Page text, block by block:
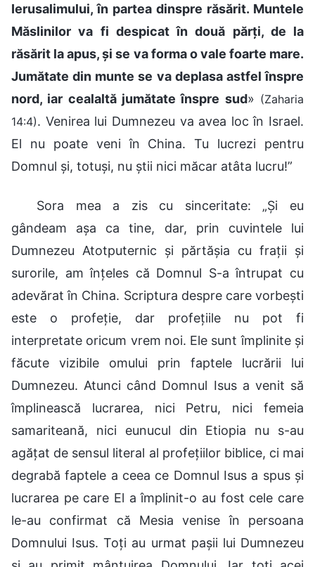
Ierusalimului, în partea dinspre răsărit. Muntele
Măslinilor va fi despicat în două părţi, de la
răsărit la apus, şi se va forma o vale foarte mare.
Jumătate din munte se va deplasa astfel înspre
nord, iar cealaltă jumătate înspre sud» (Zaharia
14:4). Venirea lui Dumnezeu va avea loc în Israel.
El nu poate veni în China. Tu lucrezi pentru
Domnul și, totuși, nu știi nici măcar atâta lucru!”
Sora mea a zis cu sinceritate: „Și eu
gândeam așa ca tine, dar, prin cuvintele lui
Dumnezeu Atotputernic și părtășia cu frații și
surorile, am înțeles că Domnul S-a întrupat cu
adevărat în China. Scriptura despre care vorbești
este o profeție, dar profețiile nu pot fi
interpretate oricum vrem noi. Ele sunt împlinite și
făcute vizibile omului prin faptele lucrării lui
Dumnezeu. Atunci când Domnul Isus a venit să
împlinească lucrarea, nici Petru, nici femeia
samariteană, nici eunucul din Etiopia nu s-au
agățat de sensul literal al profețiilor biblice, ci mai
degrabă faptele a ceea ce Domnul Isus a spus și
lucrarea pe care El a împlinit-o au fost cele care
le-au confirmat că Mesia venise în persoana
Domnului Isus. Toți au urmat pașii lui Dumnezeu